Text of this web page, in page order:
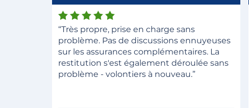
“Très propre, prise en charge sans
problème. Pas de discussions ennuyeuses
sur les assurances complémentaires. La
restitution s'est également déroulée sans
problème - volontiers à nouveau.”